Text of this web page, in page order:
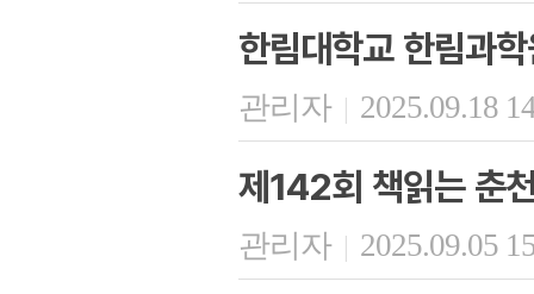
한림대학교 한림과
관리자 | 2025.09.18
제142회 책읽는 춘
관리자 | 2025.09.05